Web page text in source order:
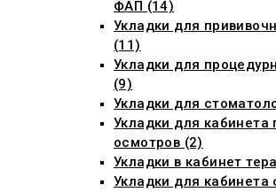
ФАП (14)
Укладки для
(11)
Укладки для
(9)
Укладки для
Укладки для кабинета
осмотров (2)
Укладки в кабинет
Укладки для кабинета